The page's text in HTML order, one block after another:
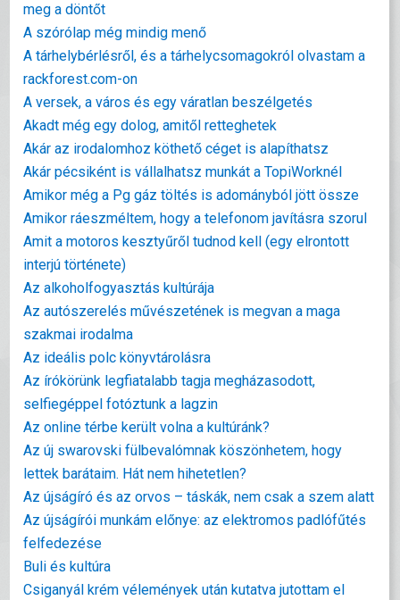
meg a döntőt
A szórólap még mindig menő
A tárhelybérlésről, és a tárhelycsomagokról olvastam a
rackforest.com-on
A versek, a város és egy váratlan beszélgetés
Akadt még egy dolog, amitől retteghetek
Akár az irodalomhoz köthető céget is alapíthatsz
Akár pécsiként is vállalhatsz munkát a TopiWorknél
Amikor még a Pg gáz töltés is adományból jött össze
Amikor ráeszméltem, hogy a telefonom javításra szorul
Amit a motoros kesztyűről tudnod kell (egy elrontott
interjú története)
Az alkoholfogyasztás kultúrája
Az autószerelés művészetének is megvan a maga
szakmai irodalma
Az ideális polc könyvtárolásra
Az írókörünk legfiatalabb tagja megházasodott,
selfiegéppel fotóztunk a lagzin
Az online térbe került volna a kultúránk?
Az új swarovski fülbevalómnak köszönhetem, hogy
lettek barátaim. Hát nem hihetetlen?
Az újságíró és az orvos – táskák, nem csak a szem alatt
Az újságírói munkám előnye: az elektromos padlófűtés
felfedezése
Buli és kultúra
Csiganyál krém vélemények után kutatva jutottam el